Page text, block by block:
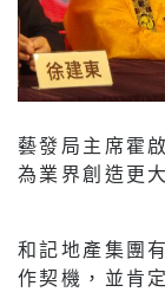
藝發局主席霍
為業界創造更
和記地產集團
作契機，並肯